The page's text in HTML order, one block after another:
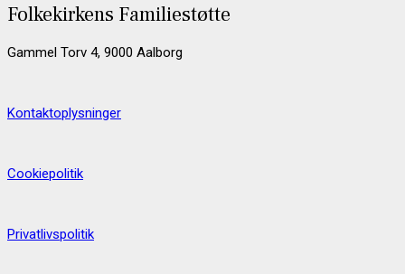
Folkekirkens Familiestøtte
Gammel Torv 4, 9000 Aalborg
Kontaktoplysninger
Cookiepolitik
Privatlivspolitik